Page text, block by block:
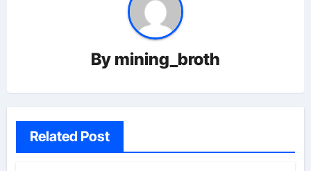
By mining_broth
Related Post